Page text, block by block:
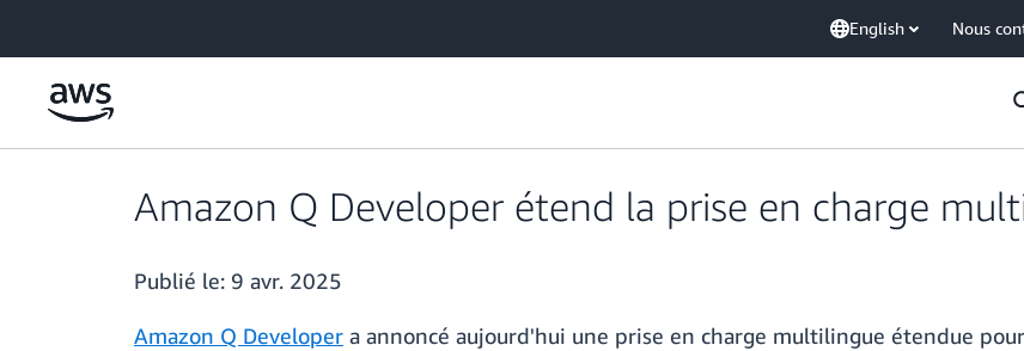
English Nous
Amazon Q Developer étend la prise en charge
Publié le: 9 avr. 2025
Amazon Q Developer a annoncé aujourd'hui une prise en charge multilingue étendue